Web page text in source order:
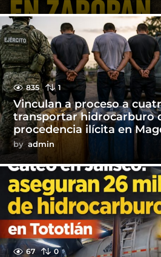
835 1
Vinculan a proceso a
transportar hidrocarburo
procedencia ilícita en
by admin
67 0